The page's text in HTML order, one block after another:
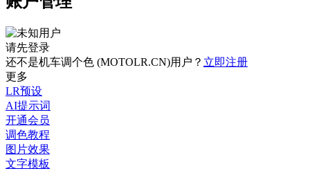
请先登录
还不是机车调个色 (MOTOLR.CN)用户？ 立即注册
更多
LR预设
AI提示词
开通会员
调色教程
图片效果
文字模板